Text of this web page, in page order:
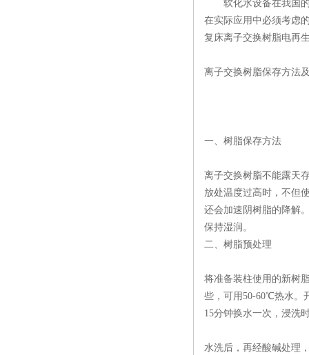
软化水设备在我国的
在实际应用中必须考虑
复床离子交换树脂电再
离子交换树脂保存方法
一、树脂保存方法
离子交换树脂不能露天
放处温度过高时，不但
还会加速阴树脂的降解
保持湿润。
二、树脂预处理
将准备装柱使用的新树
些，可用50-60℃热水。
15分钟换水一次，浸洗
水洗后，再经酸碱处理